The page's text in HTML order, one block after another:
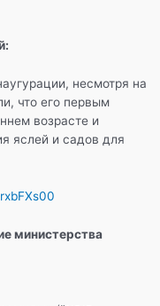
несмотря на
что его первым
возрасте и
яслей и садов для
министерства